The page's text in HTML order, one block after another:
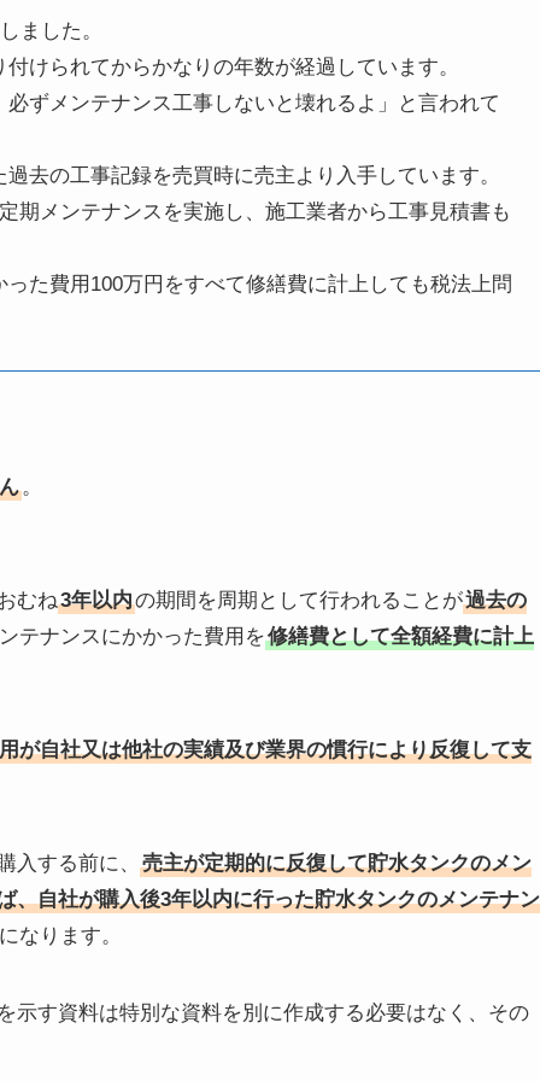
ました。
けられてからかなりの年数が経過しています。
ずメンテナンス工事しないと壊れるよ」と言われて
去の工事記録を売買時に売主より入手しています。
期メンテナンスを実施し、施工業者から工事見積書も
た費用100万円をすべて修繕費に計上しても税法上問
。
むね3年以内の期間を周期として行われることが過去の
テナンスにかかった費用を修繕費として全額経費に計上
が自社又は他社の実績及び業界の慣行により反復して支
入する前に、
売主が定期的に反復して貯水タンクのメン
、自社が購入後3年以内に行った貯水タンクのメンテナン
なります。
示す資料は特別な資料を別に作成する必要はなく、その